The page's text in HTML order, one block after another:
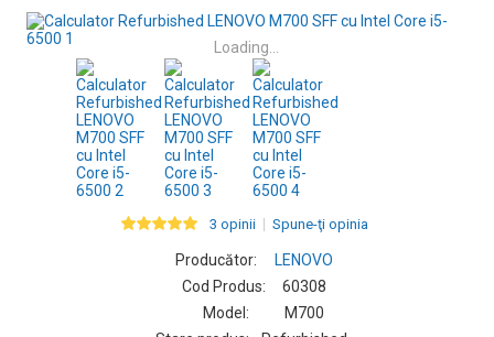
Loading...
3 opinii Spune-ţi opinia
Producător:
LENOVO
Cod Produs:
60308
Model:
M700